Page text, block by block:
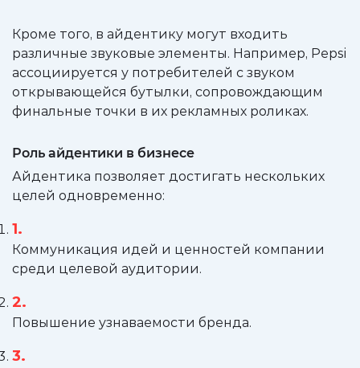
Кроме того, в айдентику могут входить
различные звуковые элементы. Например, Pepsi
ассоциируется у потребителей с звуком
открывающейся бутылки, сопровождающим
финальные точки в их рекламных роликах.
Роль айдентики в бизнесе
Айдентика позволяет достигать нескольких
целей одновременно:
Коммуникация идей и ценностей компании
среди целевой аудитории.
Повышение узнаваемости бренда.